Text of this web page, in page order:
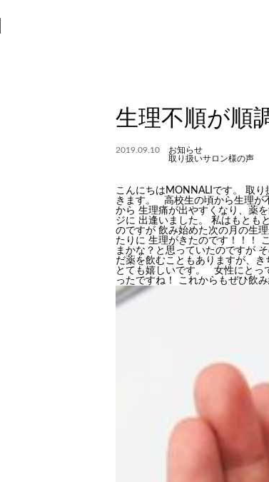
生理不順が順
2019.09.10
お知らせ
取り扱いサロン様の声
こんにちはMONNALIです。 取
きます。 高校生の頃から生理が
から 生理痛が出やすくなり、薬
ジに 出逢いました。 私はもとも
のですが 飲み始めた次の月の生
たりに 生理がきたのです！！！
まかな？と思っていたのですが
だ薬を飲むこともありますが、
とても嬉しいです。 女性にとっ
ったですね！ これからもぜひ飲